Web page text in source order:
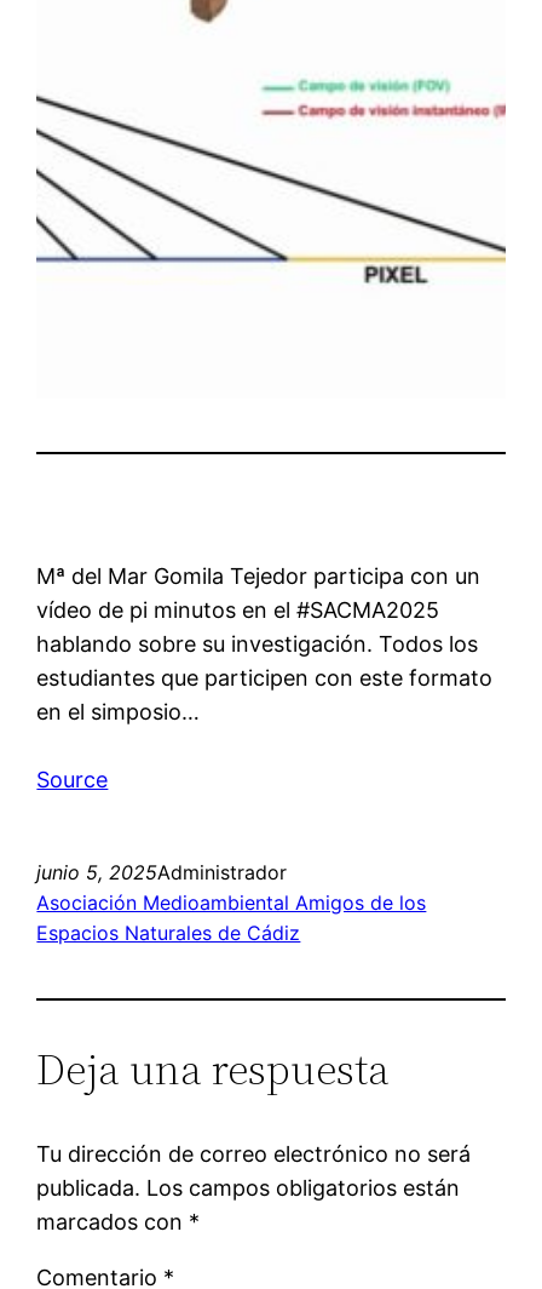
Mª del Mar Gomila Tejedor participa con un
vídeo de pi minutos en el #SACMA2025
hablando sobre su investigación. Todos los
estudiantes que participen con este formato
en el simposio…
Source
junio 5, 2025Administrador
Asociación Medioambiental Amigos de los
Espacios Naturales de Cádiz
Deja una respuesta
Tu dirección de correo electrónico no será
publicada. Los campos obligatorios están
marcados con *
Comentario *